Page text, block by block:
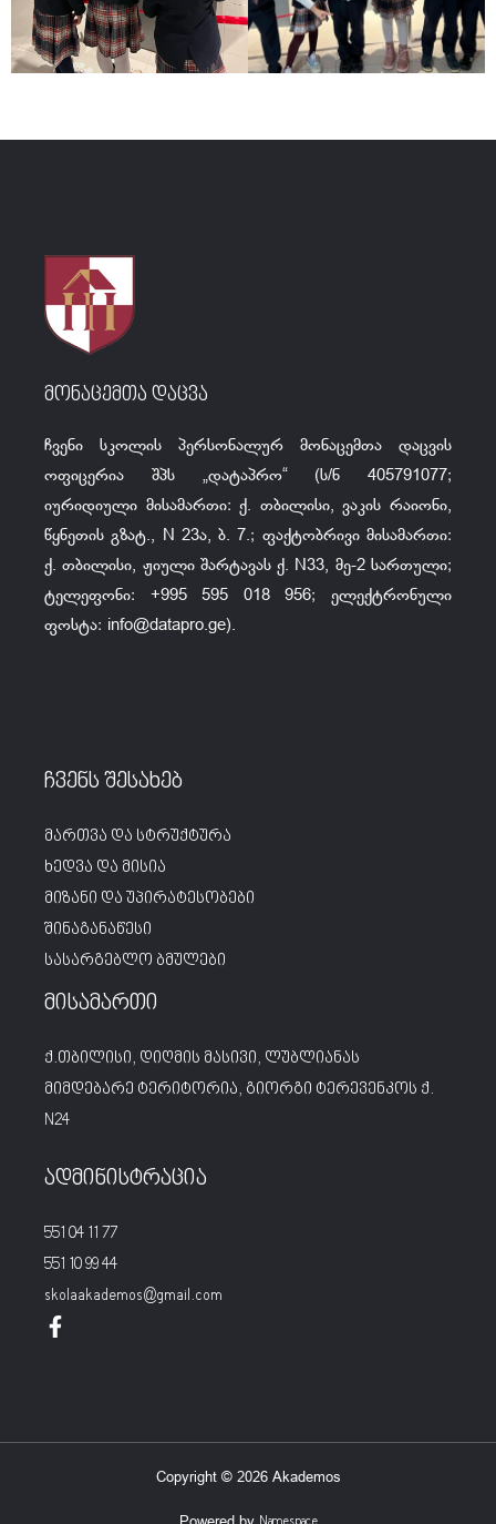
მონაცემთა დაცვა
ჩვენი სკოლის პერსონალურ მონაცემთა დაცვის
ოფიცერია შპს „დატაპრო“ (ს/ნ 405791077;
იურიდიული მისამართი: ქ. თბილისი, ვაკის რაიონი,
წყნეთის გზატ., N 23ა, ბ. 7.; ფაქტობრივი მისამართი:
ქ. თბილისი, ჟიული შარტავას ქ. N33, მე-2 სართული;
ტელეფონი: +995 595 018 956; ელექტრონული
ფოსტა: info@datapro.ge).
ჩვენს შესახებ
მართვა და სტრუქტურა
ხედვა და მისია
მიზანი და უპირატესობები
შინაგანაწესი
სასარგებლო ბმულები
მისამართი
ქ.თბილისი, დიღმის მასივი, ლუბლიანას
მიმდებარე ტერიტორია, გიორგი ტერევენკოს ქ.
N24
ადმინისტრაცია
551 04 11 77
551 10 99 44
skolaakademos@gmail.com
Copyright © 2026 Akademos